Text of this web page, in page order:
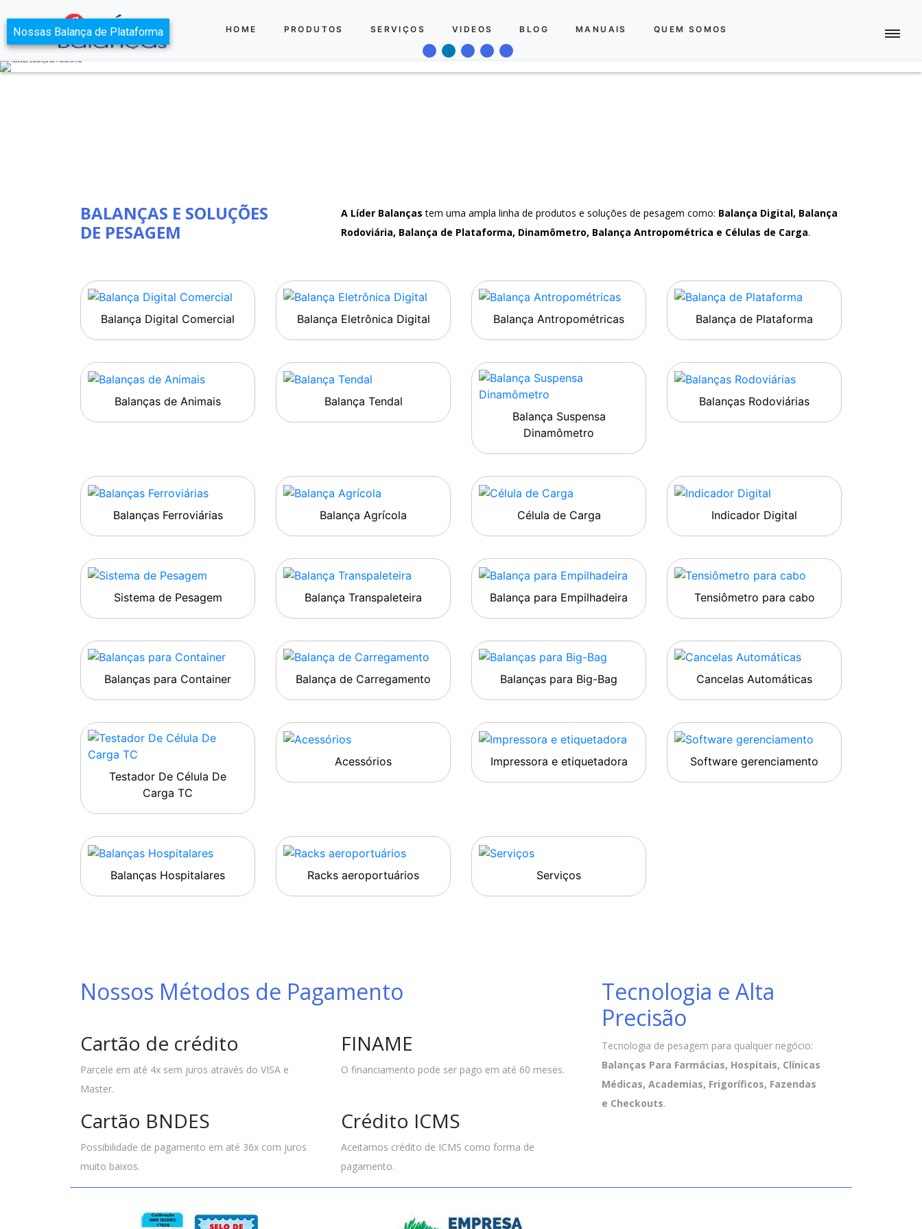
HOME PRODUTOS SERVIÇOS VIDEOS BLOG MANUAIS QUEM SOMOS
BALANÇAS E SOLUÇÕES
DE PESAGEM
A Líder Balanças tem uma ampla linha de produtos e soluções de pesagem como: Balança Digital, Balança
Rodoviária, Balança de Plataforma, Dinamômetro, Balança Antropométrica e Células de Carga.
Balança Digital Comercial Balança Eletrônica Digital Balança Antropométricas Balança de Plataforma
Balanças de Animais
Balança Tendal
Balança Suspensa
Dinamômetro
Balanças Rodoviárias
Balanças Ferroviárias Balança Agrícola Célula de Carga Indicador Digital
Sistema de Pesagem Balança Transpaleteira Balança para Empilhadeira Tensiômetro para cabo
Balanças para Container Balança de Carregamento Balanças para Big-Bag Cancelas Automáticas
Testador De Célula De
Carga TC
Acessórios Impressora e etiquetadora Software gerenciamento
Balanças Hospitalares Racks aeroportuários Serviços
Nossos Métodos de Pagamento
Cartão de crédito
Parcele em até 4x sem juros através do VISA e
Master.
FINAME
O financiamento pode ser pago em até 60 meses.
Cartão BNDES
Possibilidade de pagamento em até 36x com juros
muito baixos.
Crédito ICMS
Aceitamos crédito de ICMS como forma de
pagamento.
Tecnologia e Alta
Precisão
Tecnologia de pesagem para qualquer negócio:
Balanças Para Farmácias, Hospitais, Clínicas
Médicas, Academias, Frigoríficos, Fazendas
e Checkouts.